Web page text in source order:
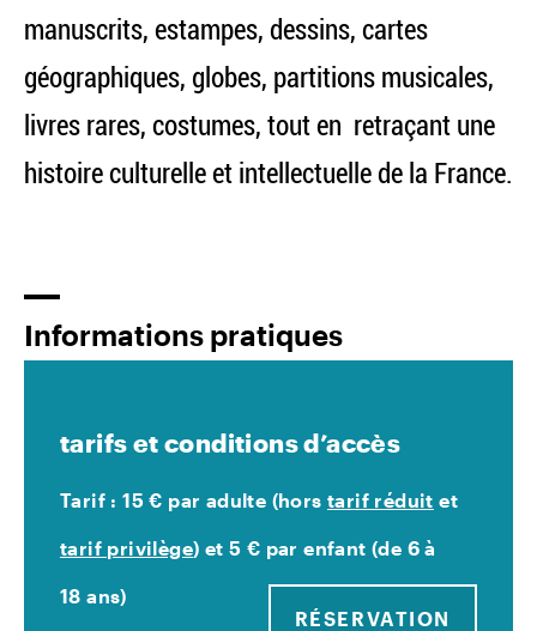
manuscrits, estampes, dessins, cartes
géographiques, globes, partitions musicales,
livres rares, costumes, tout en retraçant une
histoire culturelle et intellectuelle de la France.
Informations pratiques
tarifs et conditions d’accès
Tarif : 15 € par adulte (hors tarif réduit et
tarif privilège) et 5 € par enfant (de 6 à
18 ans)
RÉSERVATION